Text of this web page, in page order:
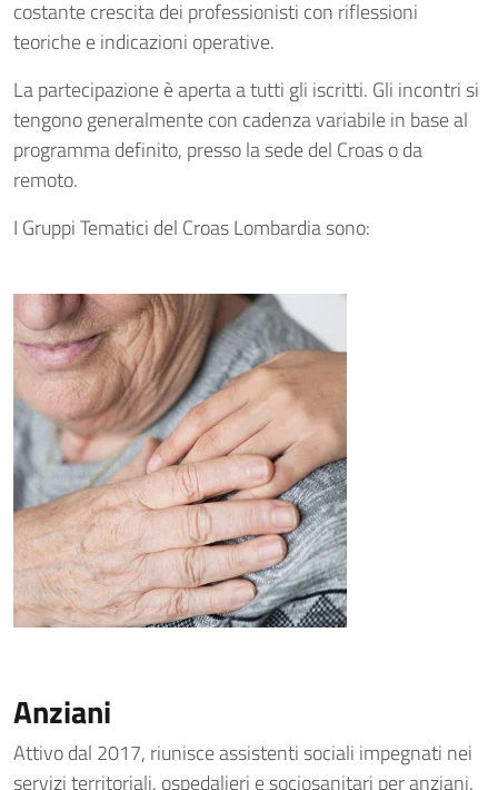
costante crescita dei professionisti con riflessioni
teoriche e indicazioni operative.
La partecipazione è aperta a tutti gli iscritti. Gli incontri si
tengono generalmente con cadenza variabile in base al
programma definito, presso la sede del Croas o da
remoto.
I Gruppi Tematici del Croas Lombardia sono:
Anziani
Attivo dal 2017, riunisce assistenti sociali impegnati nei
servizi territoriali, ospedalieri e sociosanitari per anziani,